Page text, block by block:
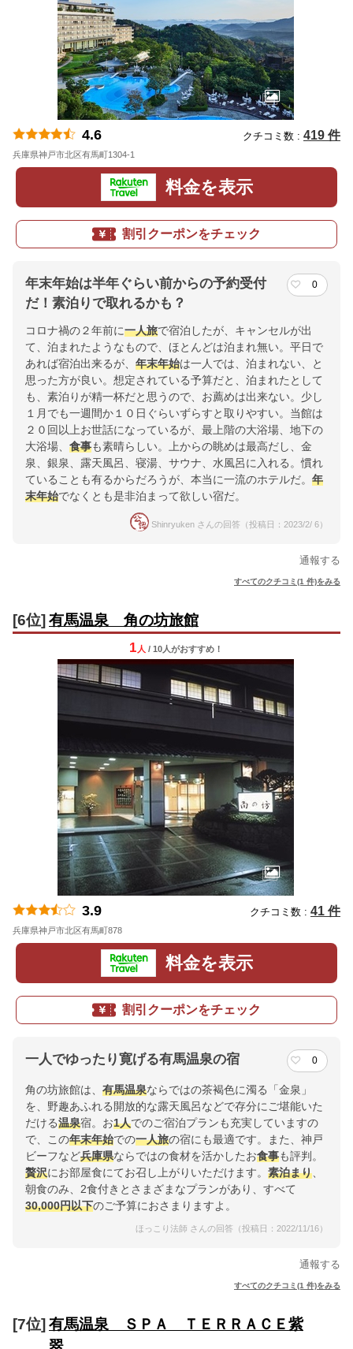
4.6 クチコミ数 : 419 件
兵庫県神戸市北区有馬町1304-1
料金を表示
割引クーポンをチェック
年末年始は半年ぐらい前からの予約受付
だ！素泊りで取れるかも？
0
コロナ禍の２年前に一人旅で宿泊したが、キャンセルが出
て、泊まれたようなもので、ほとんどは泊まれ無い。平日で
あれば宿泊出来るが、 年末年始は一人では、泊まれない、と
思った方が良い。想定されている予算だと、泊まれたとして
も、素泊りが精一杯だと思うので、お薦めは出来ない。少し
１月でも一週間か１０日ぐらいずらすと取りやすい。当館は
２０回以上お世話になっているが、最上階の大浴場、地下の
大浴場、 食事も素晴らしい。上からの眺めは最高だし、金
泉、銀泉、露天風呂、寝湯、サウナ、水風呂に入れる。慣れ
ていることも有るからだろうが、本当に一流のホテルだ。 年
末年始でなくとも是非泊まって欲しい宿だ。
Shinryuken さんの回答（投稿日：2023/2/ 6）
通報する
すべてのクチコミ(1 件)をみる
[6位] 有馬温泉 角の坊旅館
1 人 / 10人がおすすめ！
3.9 クチコミ数 : 41 件
兵庫県神戸市北区有馬町878
料金を表示
割引クーポンをチェック
一人でゆったり寛げる有馬温泉の宿 0
角の坊旅館は、 有馬温泉ならではの茶褐色に濁る「金泉」
を、野趣あふれる開放的な露天風呂などで存分にご堪能いた
だける温泉宿。お1人でのご宿泊プランも充実していますの
で、この年末年始での一人旅の宿にも最適です。また、神戸
ビーフなど兵庫県ならではの食材を活かしたお食事も評判。
贅沢にお部屋食にてお召し上がりいただけます。 素泊まり
朝食のみ、2食付きとさまざまなプランがあり、すべて
30,000円以下のご予算におさまりますよ。
ほっこり法師 さんの回答（投稿日：2022/11/16）
通報する
すべてのクチコミ(1 件)をみる
[7位] 有馬温泉 ＳＰＡ ＴＥＲＲＡＣＥ紫